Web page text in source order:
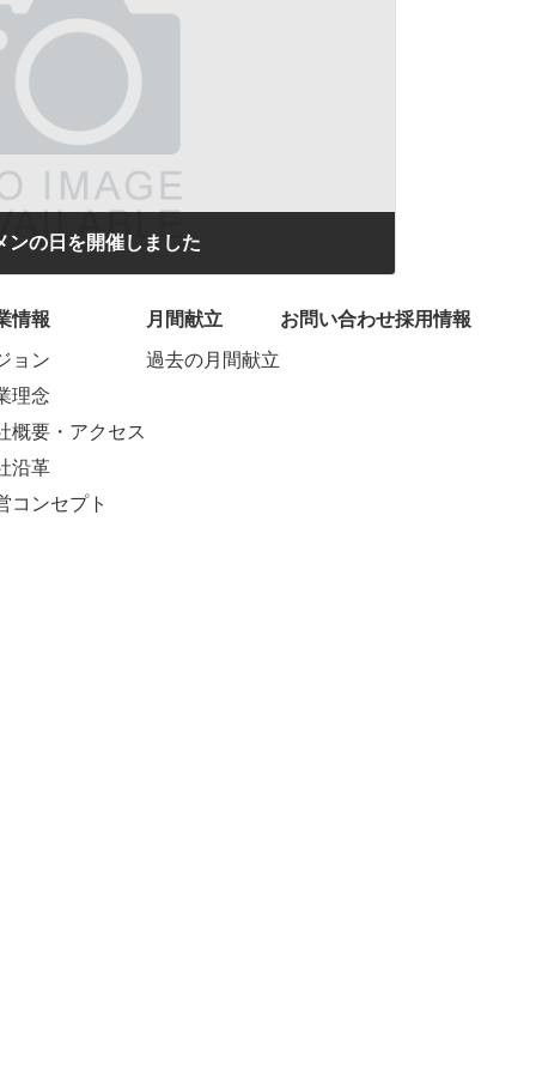
ンの日を開催しました
情報
ョン
理念
概要・アクセス
沿革
コンセプト
月間献立
過去の月間献立
お問い合わせ採用情報